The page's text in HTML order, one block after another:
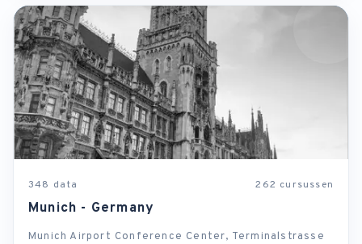
348 data 262 cursussen
Munich - Germany
Munich Airport Conference Center, Terminalstrasse